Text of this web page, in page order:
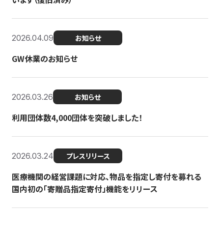
2026.04.09 お知らせ
GW休業のお知らせ
2026.03.26 お知らせ
利用団体数4,000団体を突破しました！
2026.03.24 プレスリリース
医療機関の経営課題に対応、物品を指定し寄付を募れる
国内初の「寄贈品指定寄付」機能をリリース